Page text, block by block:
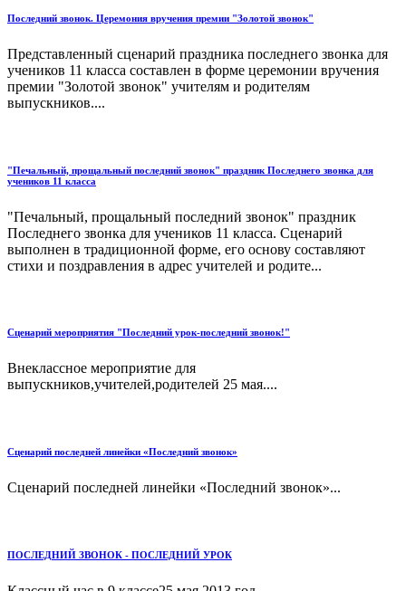
Последний звонок. Церемония вручения премии "Золотой звонок"
Представленный сценарий праздника последнего звонка для
учеников 11 класса составлен в форме церемонии вручения
премии "Золотой звонок" учителям и родителям
выпускников....
"Печальный, прощальный последний звонок" праздник Последнего звонка для
учеников 11 класса
"Печальный, прощальный последний звонок" праздник
Последнего звонка для учеников 11 класса. Сценарий
выполнен в традиционной форме, его основу составляют
стихи и поздравления в адрес учителей и родите...
Сценарий мероприятия "Последний урок-последний звонок!"
Внеклассное мероприятие для
выпускников,учителей,родителей 25 мая....
Сценарий последней линейки «Последний звонок»
Сценарий последней линейки «Последний звонок»...
ПОСЛЕДНИЙ ЗВОНОК - ПОСЛЕДНИЙ УРОК